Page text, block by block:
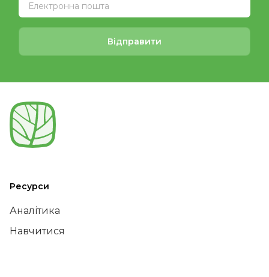
Відправити
Ресурси
Аналітика
Навчитися